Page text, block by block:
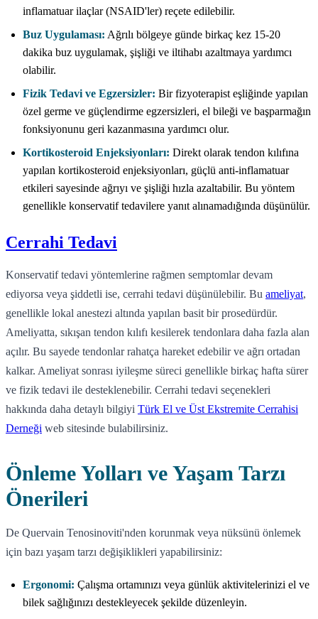
inflamatuar ilaçlar (NSAID'ler) reçete edilebilir.
Buz Uygulaması: Ağrılı bölgeye günde birkaç kez 15-20
dakika buz uygulamak, şişliği ve iltihabı azaltmaya yardımcı
olabilir.
Fizik Tedavi ve Egzersizler: Bir fizyoterapist eşliğinde yapılan
özel germe ve güçlendirme egzersizleri, el bileği ve başparmağın
fonksiyonunu geri kazanmasına yardımcı olur.
Kortikosteroid Enjeksiyonları: Direkt olarak tendon kılıfına
yapılan kortikosteroid enjeksiyonları, güçlü anti-inflamatuar
etkileri sayesinde ağrıyı ve şişliği hızla azaltabilir. Bu yöntem
genellikle konservatif tedavilere yanıt alınamadığında düşünülür.
Cerrahi Tedavi
Konservatif tedavi yöntemlerine rağmen semptomlar devam
ediyorsa veya şiddetli ise, cerrahi tedavi düşünülebilir. Bu ameliyat,
genellikle lokal anestezi altında yapılan basit bir prosedürdür.
Ameliyatta, sıkışan tendon kılıfı kesilerek tendonlara daha fazla alan
açılır. Bu sayede tendonlar rahatça hareket edebilir ve ağrı ortadan
kalkar. Ameliyat sonrası iyileşme süreci genellikle birkaç hafta sürer
ve fizik tedavi ile desteklenebilir. Cerrahi tedavi seçenekleri
hakkında daha detaylı bilgiyi Türk El ve Üst Ekstremite Cerrahisi
Derneği web sitesinde bulabilirsiniz.
Önleme Yolları ve Yaşam Tarzı
Önerileri
De Quervain Tenosinoviti'nden korunmak veya nüksünü önlemek
için bazı yaşam tarzı değişiklikleri yapabilirsiniz:
Ergonomi: Çalışma ortamınızı veya günlük aktivitelerinizi el ve
bilek sağlığınızı destekleyecek şekilde düzenleyin.